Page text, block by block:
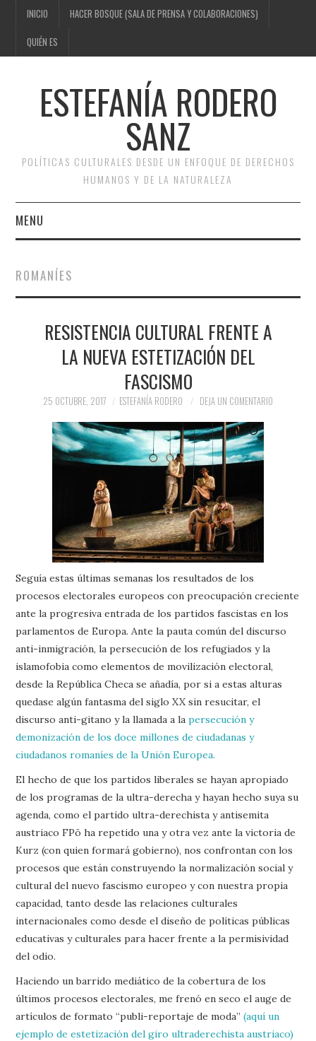
INICIO HACER BOSQUE (SALA DE PRENSA Y COLABORACIONES)
QUIÉN ES
ESTEFANÍA RODERO
SANZ
POLÍTICAS CULTURALES DESDE UN ENFOQUE DE DERECHOS
HUMANOS Y DE LA NATURALEZA
MENU
HACER BOSQUE (SALA DE
PRENSA Y
COLABORACIONES)
QUIÉN ES
ROMANÍES
RESISTENCIA CULTURAL FRENTE A
LA NUEVA ESTETIZACIÓN DEL
FASCISMO
25 OCTUBRE, 2017 ESTEFANÍA RODERO DEJA UN COMENTARIO
Seguía estas últimas semanas los resultados de los
procesos electorales europeos con preocupación creciente
ante la progresiva entrada de los partidos fascistas en los
parlamentos de Europa. Ante la pauta común del discurso
anti-inmigración, la persecución de los refugiados y la
islamofobia como elementos de movilización electoral,
desde la República Checa se añadía, por si a estas alturas
quedase algún fantasma del siglo XX sin resucitar, el
discurso anti-gitano y la llamada a lapersecución y
demonización de los doce millones de ciudadanas y
ciudadanos romaníes de la Unión Europea.
El hecho de que los partidos liberales se hayan apropiado
de los programas de la ultra-derecha y hayan hecho suya su
agenda, como el partido ultra-derechista y antisemita
austriaco FPö ha repetido una y otra vez ante la victoria de
Kurz (con quien formará gobierno), nos confrontan con los
procesos que están construyendo la normalización social y
cultural del nuevo fascismo europeo y con nuestra propia
capacidad, tanto desde las relaciones culturales
internacionales como desde el diseño de políticas públicas
educativas y culturales para hacer frente a la permisividad
del odio.
Haciendo un barrido mediático de la cobertura de los
últimos procesos electorales, me frenó en seco el auge de
artículos de formato “publi-reportaje de moda”(aquí un
ejemplo de estetización del giro ultraderechista austriaco)